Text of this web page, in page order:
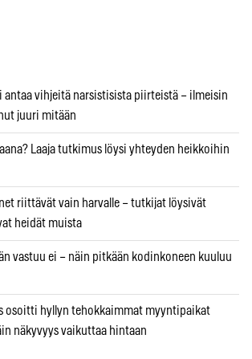
vihjeitä narsistisista piirteistä – ilmeisin
juuri mitään
Laaja tutkimus löysi yhteyden heikkoihin
riittävät vain harvalle – tutkijat löysivät
heidät muista
vastuu ei – näin pitkään kodinkoneen kuuluu
osoitti hyllyn tehokkaimmat myyntipaikat
näkyvyys vaikuttaa hintaan